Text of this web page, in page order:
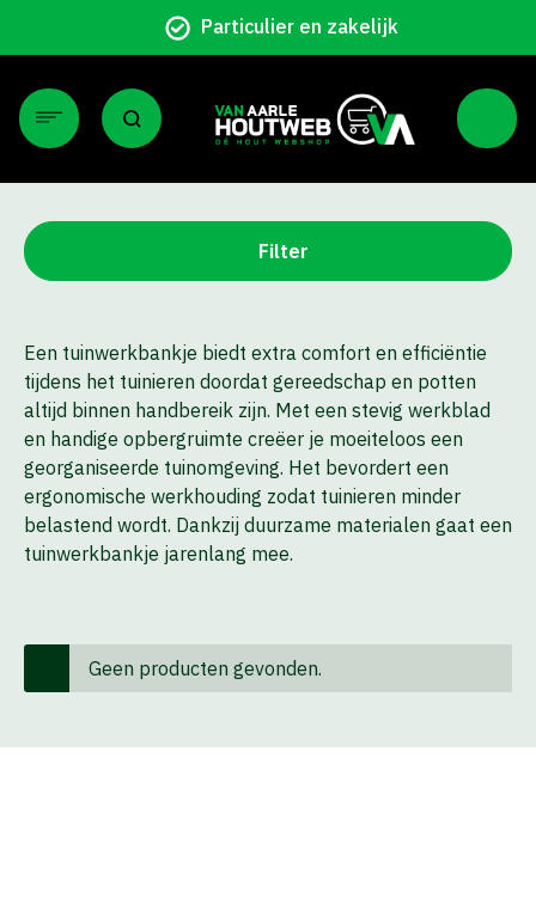
Particulier en zakelijk
Filter
Een tuinwerkbankje biedt extra comfort en efficiëntie
tijdens het tuinieren doordat gereedschap en potten
altijd binnen handbereik zijn. Met een stevig werkblad
en handige opbergruimte creëer je moeiteloos een
georganiseerde tuinomgeving. Het bevordert een
ergonomische werkhouding zodat tuinieren minder
belastend wordt. Dankzij duurzame materialen gaat een
tuinwerkbankje jarenlang mee.
Geen producten gevonden.